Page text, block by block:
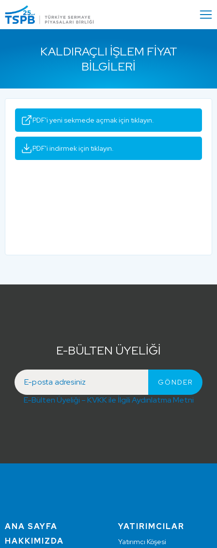
Close
KALDIRAÇLI İŞLEM FIYAT
BILGILERI
PDF'i yeni sekmede açmak için tıklayın.
PDF'i indirmek için tıklayın.
E-BÜLTEN ÜYELİĞİ
E-Bülten Üyeliği – KVKK ile İlgili Aydınlatma Metni
ANA SAYFA
HAKKIMIZDA
YATIRIMCILAR
Yatırımcı Köşesi